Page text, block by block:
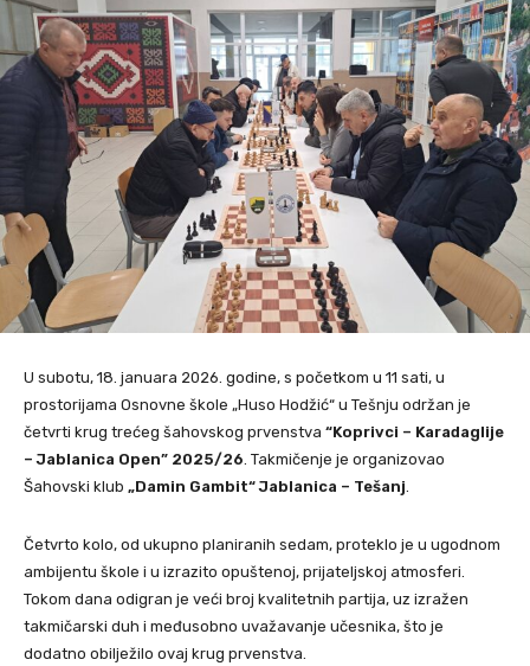
U subotu, 18. januara 2026. godine, s početkom u 11 sati, u
prostorijama Osnovne škole „Huso Hodžić“ u Tešnju održan je
četvrti krug trećeg šahovskog prvenstva “Koprivci – Karadag­lije
– Jablanica Open” 2025/26 . Takmičenje je organizovao
Šahovski klub „Damin Gambit“ Jablanica – Tešanj
Četvrto kolo, od ukupno planiranih sedam, proteklo je u ugodnom
ambijentu škole i u izrazito opuštenoj, prijateljskoj atmosferi.
Tokom dana odigran je veći broj kvalitetnih partija, uz izražen
takmičarski duh i međusobno uvažavanje učesnika, što je
dodatno obilježilo ovaj krug prvenstva.